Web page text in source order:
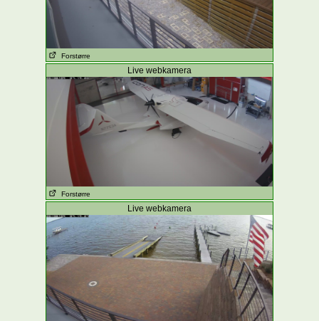
Forstørre
Live webkamera
Forstørre
Live webkamera